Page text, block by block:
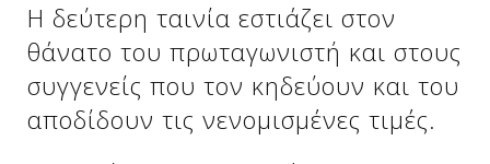
Η δεύτερη ταινία εστιάζει στον
θάνατο του πρωταγωνιστή και στους
συγγενείς που τον κηδεύουν και του
αποδίδουν τις νενομισμένες τιμές.